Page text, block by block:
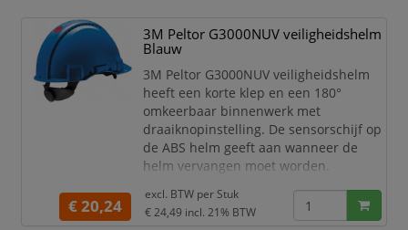
een draaiknopinstelling
De Uvicator sensorschijf vertelt u
moet
worden
De zacht afgeronde vorm helpt
voorkomen dat vallende objecten
blijven
haken in de helmschaal
1
3M Peltor G3000NUV veiligheidshelm
Blauw
3M Peltor G3000NUV veiligheidshelm
heeft een korte klep en een 180°
omkeerbaar binnenwerk met
draaiknopinstelling. De sensorschijf op
de ABS helm geeft aan wanneer de
helm vervangen moet worden.
UV-gestabiliseerd ABS
Geventileerd model, effectieve
€ 20,24
excl. BTW per Stuk
€ 24,49 incl. 21% BTW